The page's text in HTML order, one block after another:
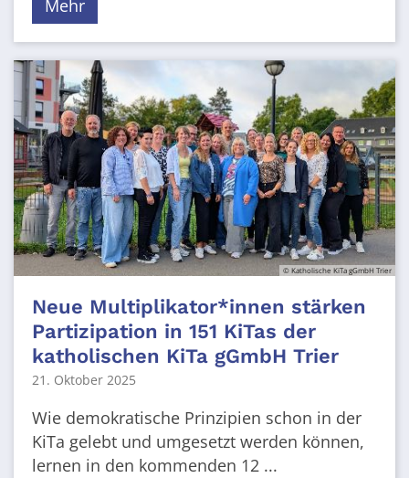
Mehr
© Katholische KiTa gGmbH Trier
Neue Multiplikator*innen stärken
Partizipation in 151 KiTas der
katholischen KiTa gGmbH Trier
21. Oktober 2025
Wie demokratische Prinzipien schon in der
KiTa gelebt und umgesetzt werden können,
lernen in den kommenden 12 ...